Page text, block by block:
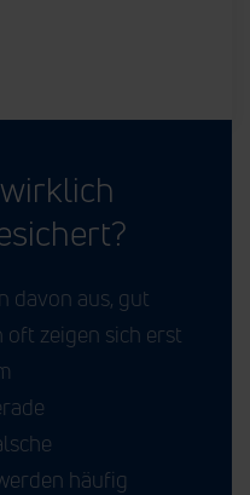
davon aus, gut
oft zeigen sich erst
häufig